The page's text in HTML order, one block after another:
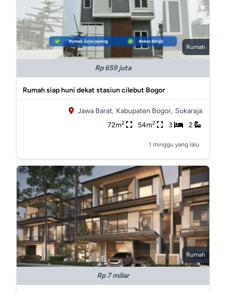
Rumah
Rp 659 juta
Rumah siap huni dekat stasiun cilebut Bogor
Jawa Barat, Kabupaten Bogor, Sukaraja
72m2 54m2 3 2
1 minggu yang lalu
Rumah
Rp 7 miliar